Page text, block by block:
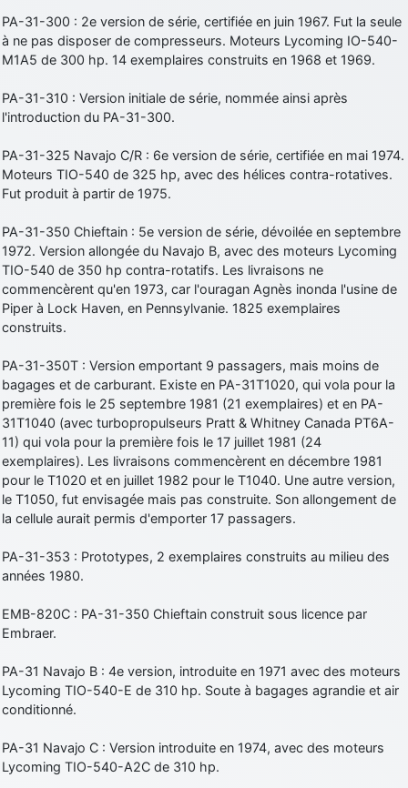
PA-31-300 : 2e version de série, certifiée en juin 1967. Fut la seule
à ne pas disposer de compresseurs. Moteurs Lycoming IO-540-
M1A5 de 300 hp. 14 exemplaires construits en 1968 et 1969.
PA-31-310 : Version initiale de série, nommée ainsi après
l'introduction du PA-31-300.
PA-31-325 Navajo C/R : 6e version de série, certifiée en mai 1974.
Moteurs TIO-540 de 325 hp, avec des hélices contra-rotatives.
Fut produit à partir de 1975.
PA-31-350 Chieftain : 5e version de série, dévoilée en septembre
1972. Version allongée du Navajo B, avec des moteurs Lycoming
TIO-540 de 350 hp contra-rotatifs. Les livraisons ne
commencèrent qu'en 1973, car l'ouragan Agnès inonda l'usine de
Piper à Lock Haven, en Pennsylvanie. 1825 exemplaires
construits.
PA-31-350T : Version emportant 9 passagers, mais moins de
bagages et de carburant. Existe en PA-31T1020, qui vola pour la
première fois le 25 septembre 1981 (21 exemplaires) et en PA-
31T1040 (avec turbopropulseurs Pratt & Whitney Canada PT6A-
11) qui vola pour la première fois le 17 juillet 1981 (24
exemplaires). Les livraisons commencèrent en décembre 1981
pour le T1020 et en juillet 1982 pour le T1040. Une autre version,
le T1050, fut envisagée mais pas construite. Son allongement de
la cellule aurait permis d'emporter 17 passagers.
PA-31-353 : Prototypes, 2 exemplaires construits au milieu des
années 1980.
EMB-820C : PA-31-350 Chieftain construit sous licence par
Embraer.
PA-31 Navajo B : 4e version, introduite en 1971 avec des moteurs
Lycoming TIO-540-E de 310 hp. Soute à bagages agrandie et air
conditionné.
PA-31 Navajo C : Version introduite en 1974, avec des moteurs
Lycoming TIO-540-A2C de 310 hp.